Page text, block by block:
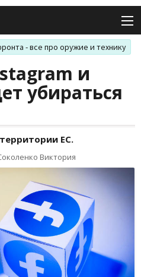
- все про оружие и технику
и
убираться
ЕС.
Виктория